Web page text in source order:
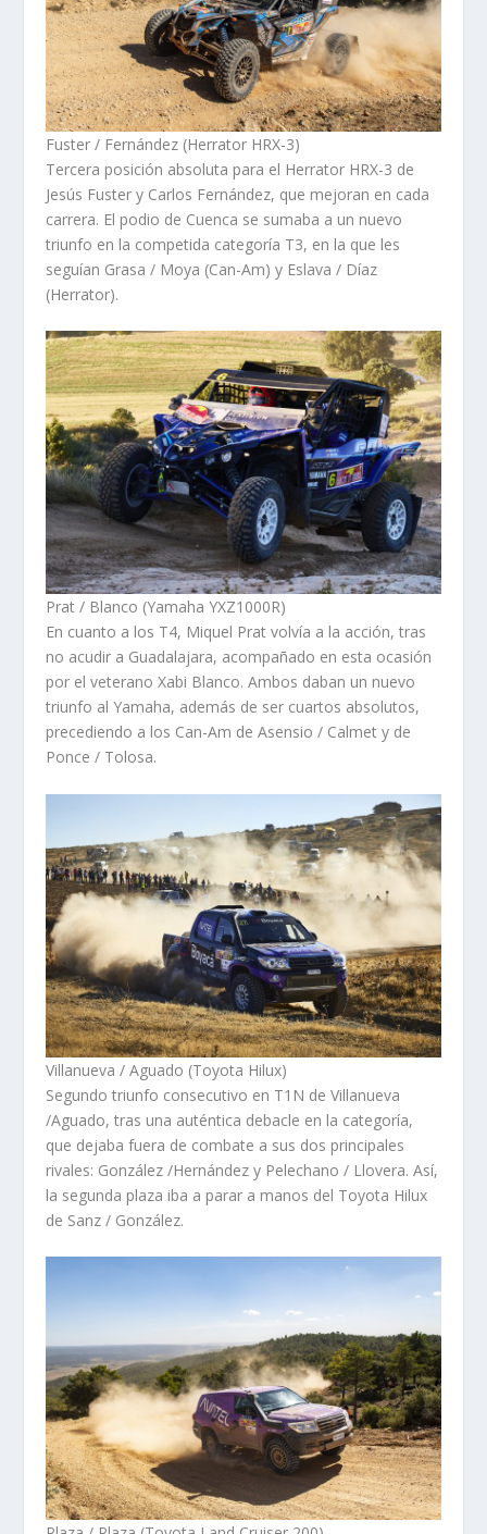
Fuster / Fernández (Herrator HRX-3)
Tercera posición absoluta para el Herrator HRX-3 de
Jesús Fuster y Carlos Fernández, que mejoran en cada
carrera. El podio de Cuenca se sumaba a un nuevo
triunfo en la competida categoría T3, en la que les
seguían Grasa / Moya (Can-Am) y Eslava / Díaz
(Herrator).
Prat / Blanco (Yamaha YXZ1000R)
En cuanto a los T4, Miquel Prat volvía a la acción, tras
no acudir a Guadalajara, acompañado en esta ocasión
por el veterano Xabi Blanco. Ambos daban un nuevo
triunfo al Yamaha, además de ser cuartos absolutos,
precediendo a los Can-Am de Asensio / Calmet y de
Ponce / Tolosa.
Villanueva / Aguado (Toyota Hilux)
Segundo triunfo consecutivo en T1N de Villanueva
/Aguado, tras una auténtica debacle en la categoría,
que dejaba fuera de combate a sus dos principales
rivales: González /Hernández y Pelechano / Llovera. Así,
la segunda plaza iba a parar a manos del Toyota Hilux
de Sanz / González.